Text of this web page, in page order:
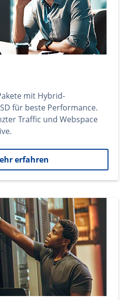
mit Hybrid-
für beste Performance.
Traffic und Webspace
erfahren